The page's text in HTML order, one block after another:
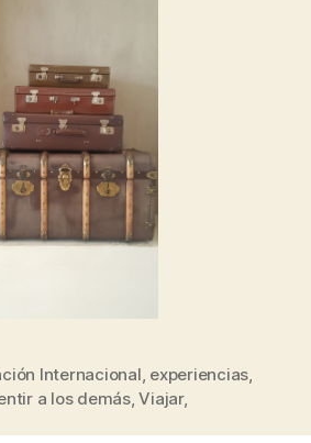
Internacional experiencias
a los demás,Viajar,